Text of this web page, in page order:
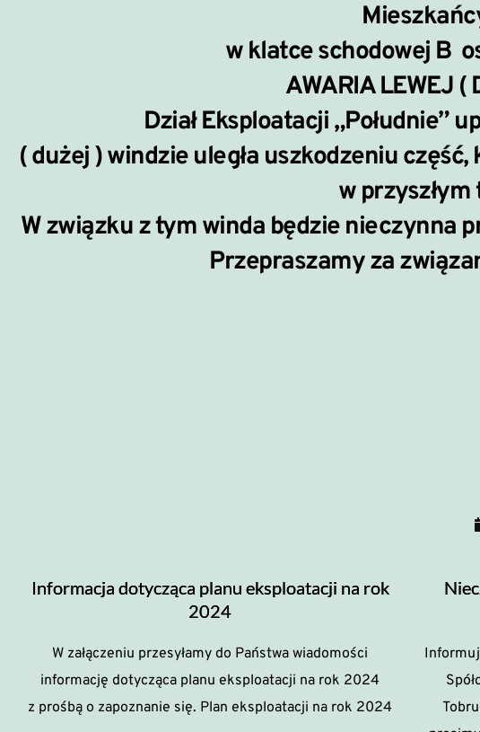
w klatce schodowej B
AWARIA LEWEJ (
Dział Eksploatacji „Południe”
( dużej ) windzie uległa uszkodzeniu
w
W związku z tym winda będzie nieczynna
Przepraszamy za
Informacja dotycząca planu eksploatacji na rok
2024
W załączeniu przesyłamy do Państwa wiadomości
informację dotycząca planu eksploatacji na rok 2024
z prośbą o zapoznanie się. Plan eksploatacji na rok 2024